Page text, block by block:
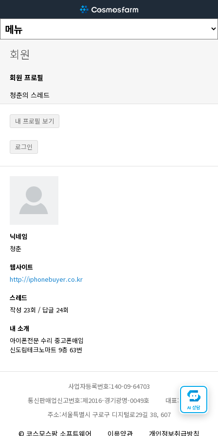
회원
회원 프로필
청춘의 스레드
내 프로필 보기
로그인
닉네임
청춘
웹사이트
http://iphonebuyer.co.kr
스레드
작성 23회 / 답글 24회
내 소개
아이폰전문 수리 중고폰매입
신도림테크노마트 9층 63번
사업자등록번호:140-09-64703
통신판매업신고번호:제2016-경기광명-0049호
대표:채찬
주소:서울특별시 구로구 디지털로29길 38, 607
© 코스모스팜 소프트웨어 이용약관 개인정보취급방침
AI 상담